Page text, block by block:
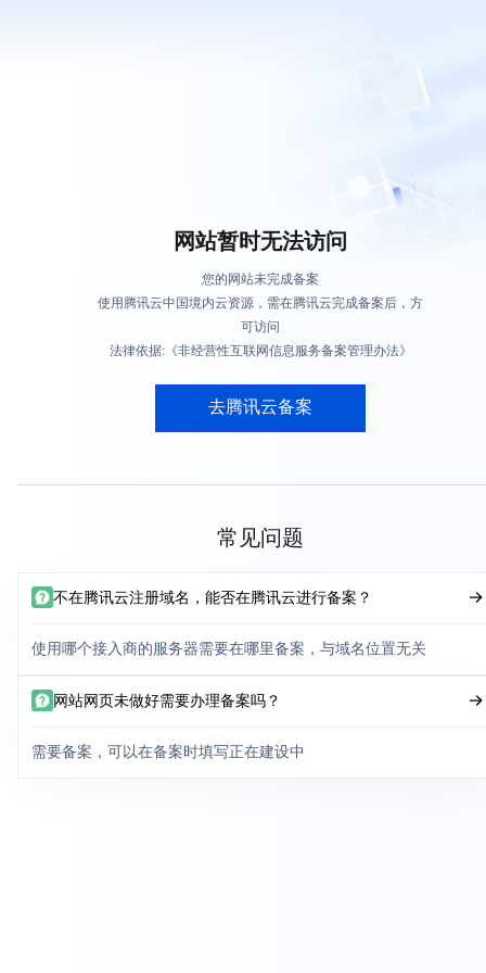
网站暂时无法访问
您的网站未完成备案
使用腾讯云中国境内云资源，需在腾讯云完成备案后，方
可访问
法律依据:《非经营性互联网信息服务备案管理办法》
去腾讯云备案
常见问题
不在腾讯云注册域名，能否在腾讯云进行备案？
使用哪个接入商的服务器需要在哪里备案，与域名位置无关
网站网页未做好需要办理备案吗？
需要备案，可以在备案时填写正在建设中